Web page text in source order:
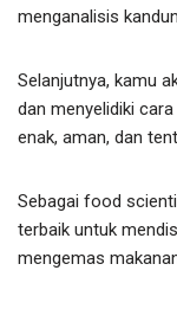
menganalisis
Selanjutnya, kamu
dan menyelidiki
enak, aman, dan
Sebagai food
terbaik untuk
mengemas